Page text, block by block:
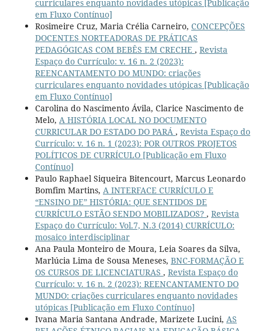
curriculares enquanto novidades utópicas [Publicação
em Fluxo Contínuo]
Rosimeire Cruz, Maria Crélia Carneiro, CONCEPÇÕES
DOCENTES NORTEADORAS DE PRÁTICAS
PEDAGÓGICAS COM BEBÊS EM CRECHE , Revista
Espaço do Currículo: v. 16 n. 2 (2023):
REENCANTAMENTO DO MUNDO: criações
curriculares enquanto novidades utópicas [Publicação
em Fluxo Contínuo]
Carolina do Nascimento Ávila, Clarice Nascimento de
Melo, A HISTÓRIA LOCAL NO DOCUMENTO
CURRICULAR DO ESTADO DO PARÁ , Revista Espaço do
Currículo: v. 16 n. 1 (2023): POR OUTROS PROJETOS
POLÍTICOS DE CURRÍCULO [Publicação em Fluxo
Contínuo]
Paulo Raphael Siqueira Bitencourt, Marcus Leonardo
Bomfim Martins, A INTERFACE CURRÍCULO E
“ENSINO DE” HISTÓRIA: QUE SENTIDOS DE
CURRÍCULO ESTÃO SENDO MOBILIZADOS? , Revista
Espaço do Currículo: Vol.7, N.3 (2014) CURRÍCULO:
mosaico interdisciplinar
Ana Paula Monteiro de Moura, Leia Soares da Silva,
Marlúcia Lima de Sousa Meneses, BNC-FORMAÇÃO E
OS CURSOS DE LICENCIATURAS , Revista Espaço do
Currículo: v. 16 n. 2 (2023): REENCANTAMENTO DO
MUNDO: criações curriculares enquanto novidades
utópicas [Publicação em Fluxo Contínuo]
Ivana Maria Santana Andrade, Marizete Lucini, AS